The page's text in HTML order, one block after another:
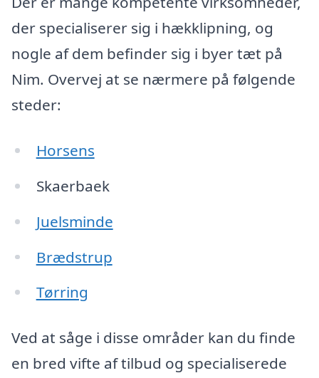
der specialiserer sig i hækklipning, og
nogle af dem befinder sig i byer tæt på
Nim. Overvej at se nærmere på følgende
steder:
Horsens
Skaerbaek
Juelsminde
Brædstrup
Tørring
Ved at såge i disse områder kan du finde
en bred vifte af tilbud og specialiserede